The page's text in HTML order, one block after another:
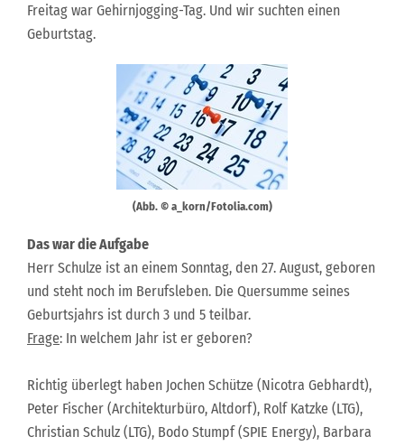
Freitag war Gehirnjogging-Tag. Und wir suchten einen
Geburtstag.
(Abb. © a_korn/Fotolia.com)
Das war die Aufgabe
Herr Schulze ist an einem Sonntag, den 27. August, geboren
und steht noch im Berufsleben. Die Quersumme seines
Geburtsjahrs ist durch 3 und 5 teilbar.
Frage: In welchem Jahr ist er geboren?
Richtig überlegt haben Jochen Schütze (Nicotra Gebhardt),
Peter Fischer (Architekturbüro, Altdorf), Rolf Katzke (LTG),
Christian Schulz (LTG), Bodo Stumpf (SPIE Energy), Barbara